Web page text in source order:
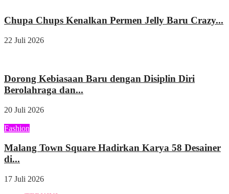
Chupa Chups Kenalkan Permen Jelly Baru Crazy...
22 Juli 2026
Dorong Kebiasaan Baru dengan Disiplin Diri
Berolahraga dan...
20 Juli 2026
Fashion
Malang Town Square Hadirkan Karya 58 Desainer
di...
17 Juli 2026